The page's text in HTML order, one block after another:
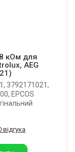
кОм для
AEG
3792171021,
EPCOS
Zanussi,
відгука